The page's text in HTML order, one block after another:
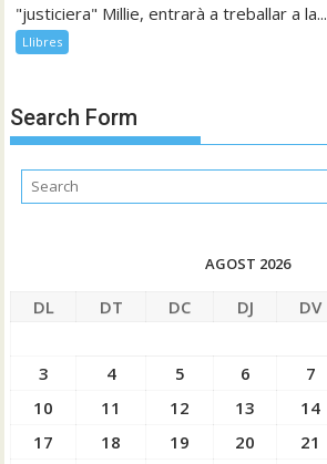
"justiciera" Millie, entrarà a treballar a la...
Llibres
Search Form
AGOST 2026
DL DT DC DJ DV
3
4 5 6 7
10
11 12 13 14
17
18 19 20 21